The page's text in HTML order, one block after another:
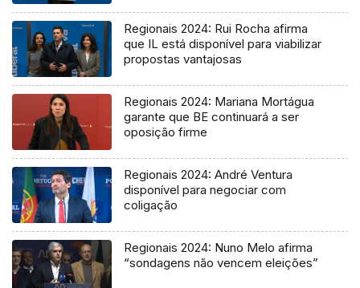
Regionais 2024: Rui Rocha afirma
que IL está disponível para viabilizar
propostas vantajosas
Regionais 2024: Mariana Mortágua
garante que BE continuará a ser
oposição firme
Regionais 2024: André Ventura
disponível para negociar com
coligação
Regionais 2024: Nuno Melo afirma
“sondagens não vencem eleições”